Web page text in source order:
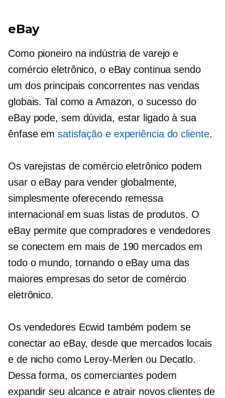
eBay
Como pioneiro na indústria de varejo e
comércio eletrônico, o eBay continua sendo
um dos principais concorrentes nas vendas
globais. Tal como a Amazon, o sucesso do
eBay pode, sem dúvida, estar ligado à sua
ênfase emsatisfação e experiência do cliente.
Os varejistas de comércio eletrônico podem
usar o eBay para vender globalmente,
simplesmente oferecendo remessa
internacional em suas listas de produtos. O
eBay permite que compradores e vendedores
se conectem em mais de 190 mercados em
todo o mundo, tornando o eBay uma das
maiores empresas do setor de comércio
eletrônico.
Os vendedores Ecwid também podem se
conectar ao eBay, desde que mercados locais
e de nicho como Leroy-Merlen ou Decatlo.
Dessa forma, os comerciantes podem
expandir seu alcance e atrair novos clientes de